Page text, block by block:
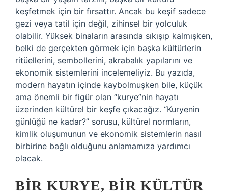
keşfetmek için bir fırsattır. Ancak bu keşif sadece
gezi veya tatil için değil, zihinsel bir yolculuk
olabilir. Yüksek binaların arasında sıkışıp kalmışken,
belki de gerçekten görmek için başka kültürlerin
ritüellerini, sembollerini, akrabalık yapılarını ve
ekonomik sistemlerini incelemeliyiz. Bu yazıda,
modern hayatın içinde kaybolmuşken bile, küçük
ama önemli bir figür olan “kurye”nin hayatı
üzerinden kültürel bir keşfe çıkacağız. “Kuryenin
günlüğü ne kadar?” sorusu, kültürel normların,
kimlik oluşumunun ve ekonomik sistemlerin nasıl
birbirine bağlı olduğunu anlamamıza yardımcı
olacak.
BIR KURYE, BIR KÜLTÜR